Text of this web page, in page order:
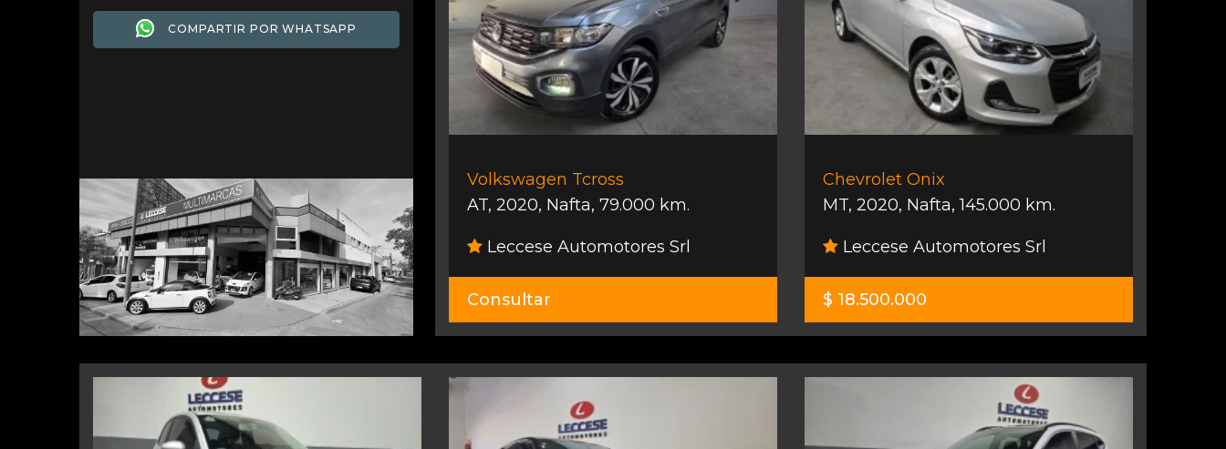
COMPARTIR POR WHATSAPP
Volkswagen Tcross
AT, 2020, Nafta, 79.000 km.
Leccese Automotores Srl
Consultar
Chevrolet Onix
MT, 2020, Nafta,145.000 km.
Leccese Automotores Srl
$ 18.500.000